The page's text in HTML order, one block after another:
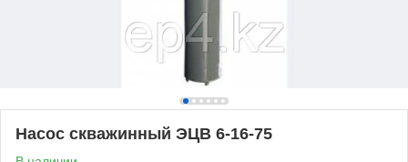
Насос скважинный ЭЦВ 6-16-75